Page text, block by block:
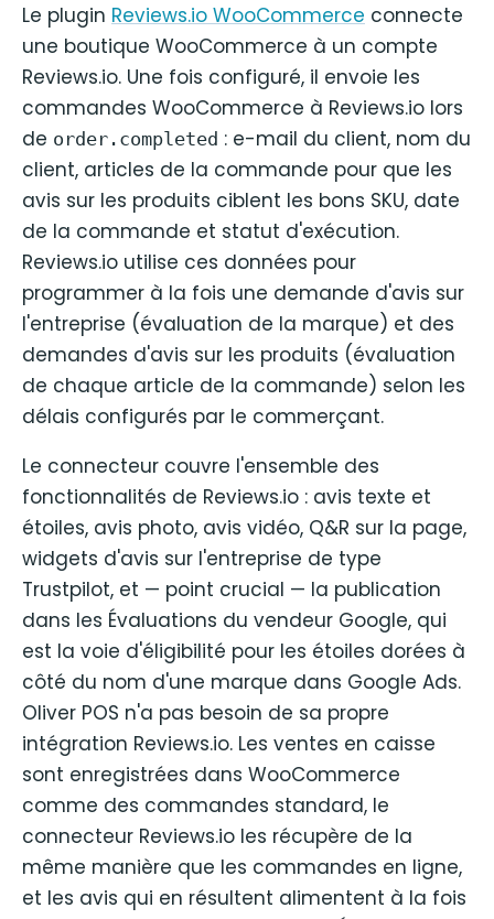
Le plugin Reviews.io WooCommerce connecte
une boutique WooCommerce à un compte
Reviews.io. Une fois configuré, il envoie les
commandes WooCommerce à Reviews.io lors
de order.completed : e-mail du client, nom du
client, articles de la commande pour que les
avis sur les produits ciblent les bons SKU, date
de la commande et statut d'exécution.
Reviews.io utilise ces données pour
programmer à la fois une demande d'avis sur
l'entreprise (évaluation de la marque) et des
demandes d'avis sur les produits (évaluation
de chaque article de la commande) selon les
délais configurés par le commerçant.
Le connecteur couvre l'ensemble des
fonctionnalités de Reviews.io : avis texte et
étoiles, avis photo, avis vidéo, Q&R sur la page,
widgets d'avis sur l'entreprise de type
Trustpilot, et — point crucial — la publication
dans les Évaluations du vendeur Google, qui
est la voie d'éligibilité pour les étoiles dorées à
côté du nom d'une marque dans Google Ads.
Oliver POS n'a pas besoin de sa propre
intégration Reviews.io. Les ventes en caisse
sont enregistrées dans WooCommerce
comme des commandes standard, le
connecteur Reviews.io les récupère de la
même manière que les commandes en ligne,
et les avis qui en résultent alimentent à la fois